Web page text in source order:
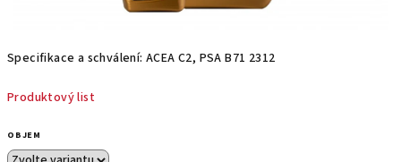
Specifikace a schválení: ACEA C2, PSA B71 2312
Produktový list
OBJEM